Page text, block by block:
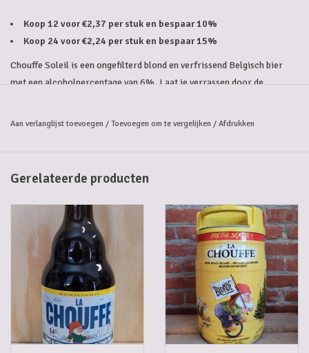
Koop 12 voor €2,37 per stuk en bespaar 10%
Koop 24 voor €2,24 per stuk en bespaar 15%
Chouffe Soleil is een ongefilterd blond en verfrissend Belgisch bier
met een alcoholpercentage van 6%. Laat je verrassen door de
vanille, vlierbloesem, kamille en een vleugje peper.
Aan verlanglijst toevoegen / Toevoegen om te vergelijken / Afdrukken
Gerelateerde producten